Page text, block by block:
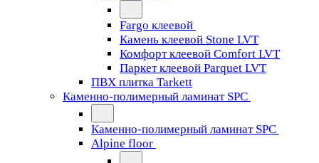
Fargo клеевой
Камень клеевой Stone LVT
Комфорт клеевой Comfort LVT
Паркет клеевой Parquet LVT
ПВХ плитка Tarkett
Каменно-полимерный ламинат SPC
Каменно-полимерный ламинат SPC
Alpine floor